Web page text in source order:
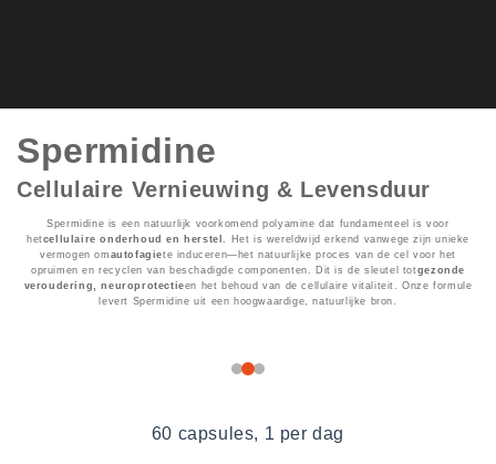
Spermidine
Cellulaire Vernieuwing & Levensduur
Spermidine is een natuurlijk voorkomend polyamine dat fundamenteel is voor
hetcellulaire onderhoud en herstel. Het is wereldwijd erkend vanwege zijn unieke
vermogen om autofagiete induceren—het natuurlijke proces van de cel voor het
opruimen en recyclen van beschadigde componenten. Dit is de sleutel totgezonde
veroudering, neuroprotectieen het behoud van de cellulaire vitaliteit. Onze formule
levert Spermidine uit een hoogwaardige, natuurlijke bron.
60 capsules, 1 per dag